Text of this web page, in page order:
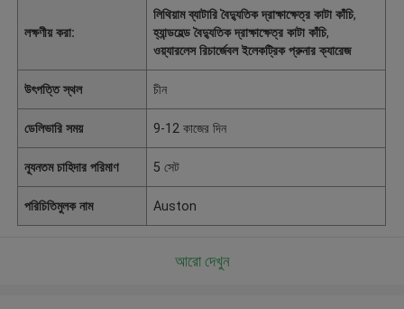
লক্ষণীয় করা:
লিথিয়াম ব্যাটারি বৈদ্যুতিক দ্রাক্ষাক্ষেত্র কাটা কাঁচি,
হ্যান্ডহেল্ড বৈদ্যুতিক দ্রাক্ষাক্ষেত্র কাটা কাঁচি,
ওয়্যারলেস রিচার্জেবল ইলেকট্রিক প্রুনার ক্যারেজ
উৎপত্তি স্থল চীন
ডেলিভারি সময় 9-12 কাজের দিন
ন্যূনতম চাহিদার পরিমাণ 5 সেট
পরিচিতিমুলক নাম Auston
আরো দেখুন